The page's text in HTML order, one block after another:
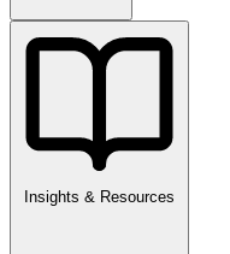
Insights & Resources